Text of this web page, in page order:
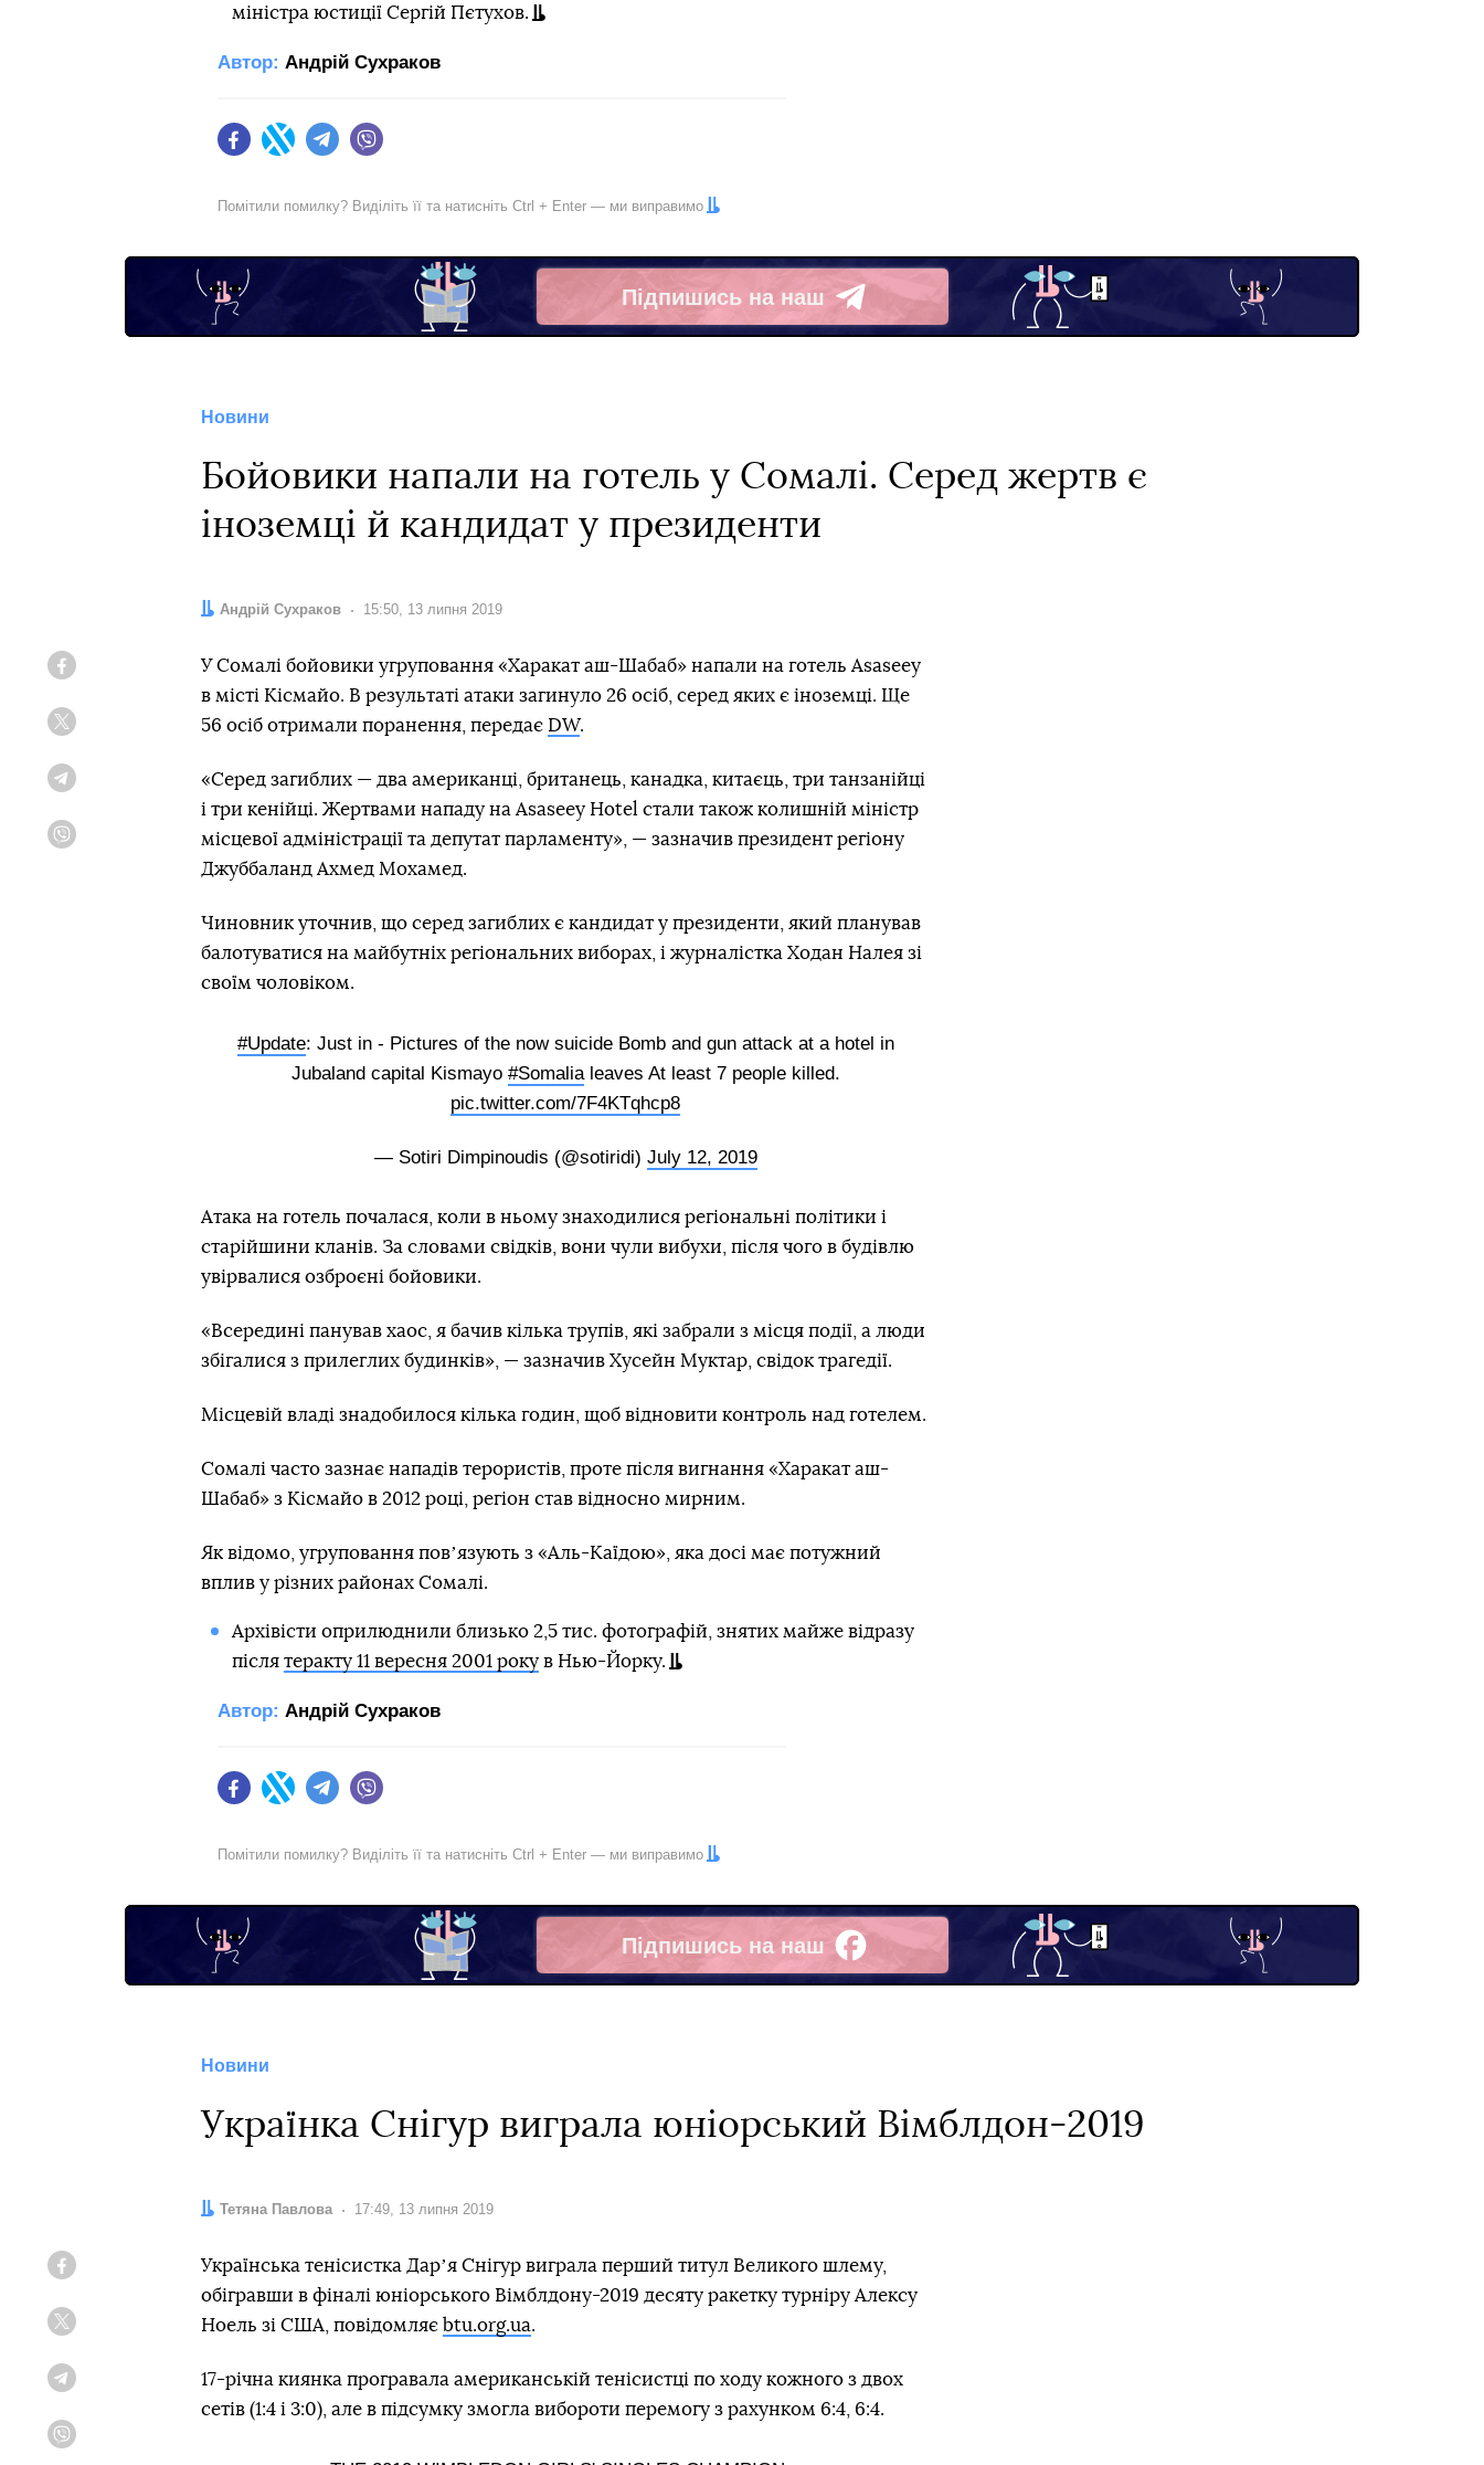
міністра юстиції Сергій Пєтухов.
Автор: Андрій Сухраков
FacebookTwitter Telegram
Помітили помилку? Виділіть її та натисніть Ctrl + Enter — ми виправимо
Підпишись на наш
Telegram
Новини
Бойовики напали на готель у Сомалі. Серед жертв є
іноземці й кандидат у президенти
Автор:
Андрій Сухраков Дата:
15:50, 13 липня 2019
У Сомалі бойовики угруповання «Харакат аш-Шабаб» напали на готель Asaseey
в місті Кісмайо. В результаті атаки загинуло 26 осіб, серед яких є іноземці. Ще
56 осіб отримали поранення, передає DW.
«Серед загиблих — два американці, британець, канадка, китаєць, три танзанійці
і три кенійці. Жертвами нападу на Asasеey Hotel стали також колишній міністр
місцевої адміністрації та депутат парламенту», — зазначив президент регіону
Джуббаланд Ахмед Мохамед.
Чиновник уточнив, що серед загиблих є кандидат у президенти, який планував
балотуватися на майбутніх регіональних виборах, і журналістка Ходан Налея зі
своїм чоловіком.
#Update: Just in - Pictures of the now suicide Bomb and gun attack at a hotel in
Jubaland capital Kismayo #Somalialeaves At least 7 people killed.
pic.twitter.com/7F4KTqhcp8
— Sotiri Dimpinoudis (@sotiridi) July 12, 2019
Атака на готель почалася, коли в ньому знаходилися регіональні політики і
старійшини кланів. За словами свідків, вони чули вибухи, після чого в будівлю
увірвалися озброєні бойовики.
«Всередині панував хаос, я бачив кілька трупів, які забрали з місця події, а люди
збігалися з прилеглих будинків», — зазначив Хусейн Муктар, свідок трагедії.
Місцевій владі знадобилося кілька годин, щоб відновити контроль над готелем.
Сомалі часто зазнає нападів терористів, проте після вигнання «Харакат аш-
Шабаб» з Кісмайо в 2012 році, регіон став відносно мирним.
Як відомо, угруповання повʼязують з «Аль-Каїдою», яка досі має потужний
вплив у різних районах Сомалі.
Архівісти оприлюднили близько 2,5 тис. фотографій, знятих майже відразу
після теракту 11 вересня 2001 рокув Нью-Йорку.
Автор: Андрій Сухраков
FacebookTwitter Telegram
Помітили помилку? Виділіть її та натисніть Ctrl + Enter — ми виправимо
Підпишись на наш
Facebook
Новини
Українка Снігур виграла юніорський Вімблдон-2019
Автор:
Тетяна Павлова Дата:
17:49, 13 липня 2019
Українська тенісистка Дарʼя Снігур виграла перший титул Великого шлему,
обігравши в фіналі юніорського Вімблдону-2019 десяту ракетку турніру Алексу
Ноель зі США, повідомляє btu.org.ua.
17-річна киянка програвала американській тенісистці по ходу кожного з двох
сетів (1:4 і 3:0), але в підсумку змогла вибороти перемогу з рахунком 6:4, 6:4.